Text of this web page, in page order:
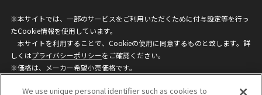
※本サイトでは、一部のサービスをご利用いただくために付与設定等を行っ
たCookie情報を使用しています。
本サイトを利用することで、Cookieの使用に同意するものと致します。詳
しくはプライバシーポリシーをご確認ください。
※価格は、メーカー希望小売価格です。
ざいますのでご了承ください。
We use unique personal identifier such as cookies to